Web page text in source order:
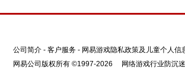
公司简介 - 客户服务 - 网易游戏隐私政策及儿童个人信
网易公司版权所有 ©1997-2026
网络游戏行业防沉